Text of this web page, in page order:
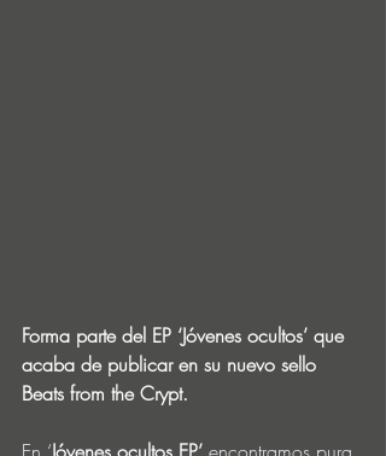
Forma parte del EP ‘Jóvenes ocultos’ que
acaba de publicar en su nuevo sello
Beats from the Crypt.